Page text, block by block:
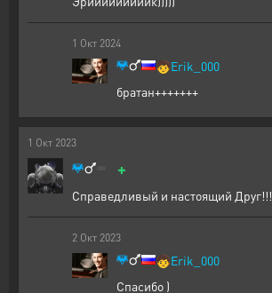
1 Окт 2024
🧒Erik_000
братан+++++++
1 Окт 2023
+
Справедливый и настоящий Друг!!!
2 Окт 2023
🧒Erik_000
Спасибо )